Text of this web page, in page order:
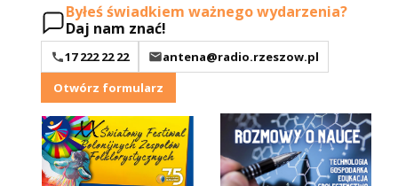
Byłeś świadkiem ważnego wydarzenia?
Daj nam znać!
17 222 22 22
antena@radio.rzeszow.pl
Otwórz formularz